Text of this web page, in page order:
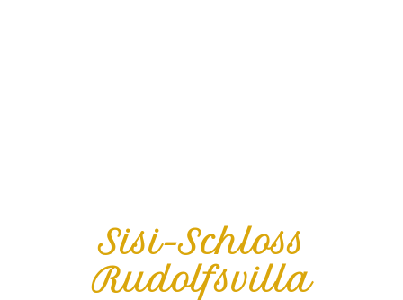
Sisi-Schloss
Rudolfsvilla